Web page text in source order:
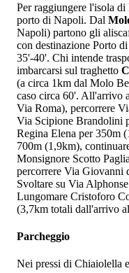
Per raggiungere l'isola di
porto di Napoli. Dal
Napoli) partono gli
con destinazione Porto
35'-40'. Chi intende
imbarcarsi sul traghetto
(a circa 1km dal Molo
caso circa 60'. All'arrivo
Via Roma), percorrere
Via Scipione Brandolini
Regina Elena per 350m
700m (1,9km),
Monsignore Scotto
percorrere Via Giovanni
Svoltare su Via
Lungomare Cristoforo
(3,7km totali dall'arrivo
Parcheggio
Nei pressi di Chiaiolella